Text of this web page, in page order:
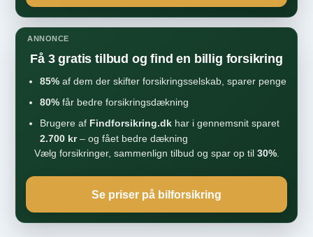
ANNONCE
Få 3 gratis tilbud og find en billig forsikring
85% af dem der skifter forsikringsselskab, sparer penge
80% får bedre forsikringsdækning
Brugere af Findforsikring.dk har i gennemsnit sparet
2.700 kr– og fået bedre dækning
Vælg forsikringer, sammenlign tilbud og spar op til 30%.
Se priser på bilforsikring